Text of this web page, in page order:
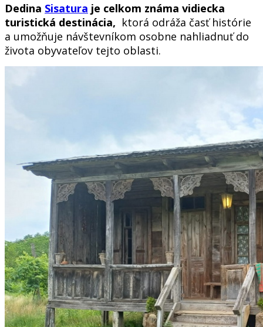
Dedina Sisatura je celkom známa vidiecka
turistická destinácia, ktorá odráža časť histórie
a umožňuje návštevníkom osobne nahliadnuť do
života obyvateľov tejto oblasti.